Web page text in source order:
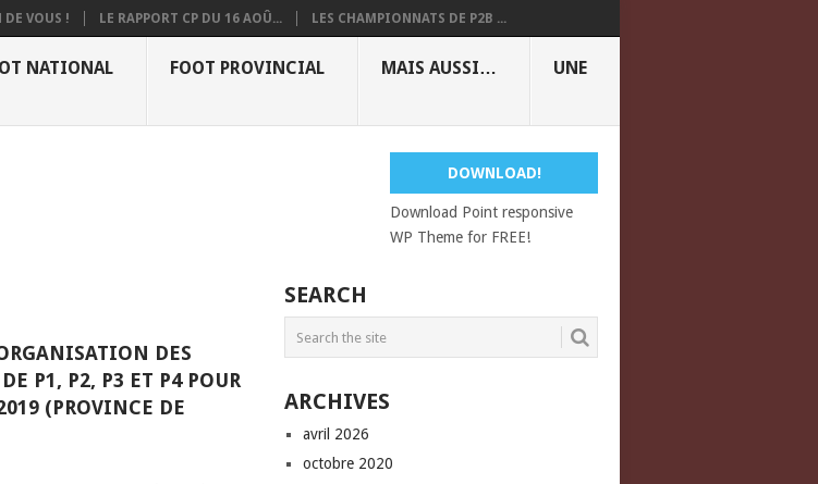
DE VOUS ! LE RAPPORT CP DU 16 AOÛ... LES CHAMPIONNATS DE P2B ...
NATIONAL FOOT PROVINCIAL MAIS AUSSI… UNE
DOWNLOAD!
Download Point responsive
WP Theme for FREE!
DES
P1, P2, P3 ET P4 POUR
(PROVINCE DE
SEARCH
ARCHIVES
avril 2026
octobre 2020